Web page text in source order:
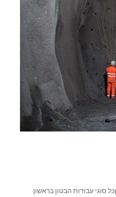
סוגי עבודות הבטון בראשון